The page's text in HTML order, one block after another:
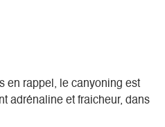
en rappel, le canyoning est
adrénaline et fraicheur, dans